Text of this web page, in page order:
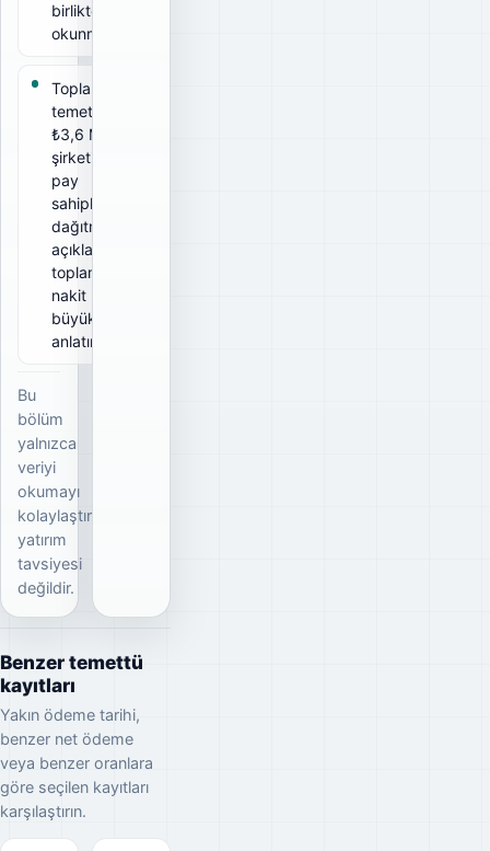
birlikte
okunmalıdır.
Toplam brüt
temettü
₺3,6 Mn;
şirketin tüm
pay
sahiplerine
dağıtmayı
açıkladığı
toplam brüt
nakit
büyüklüğünü
anlatır.
Bu
bölüm
yalnızca
veriyi
okumayı
kolaylaştırır;
yatırım
tavsiyesi
değildir.
Benzer temettü
kayıtları
Yakın ödeme tarihi,
benzer net ödeme
veya benzer oranlara
göre seçilen kayıtları
karşılaştırın.